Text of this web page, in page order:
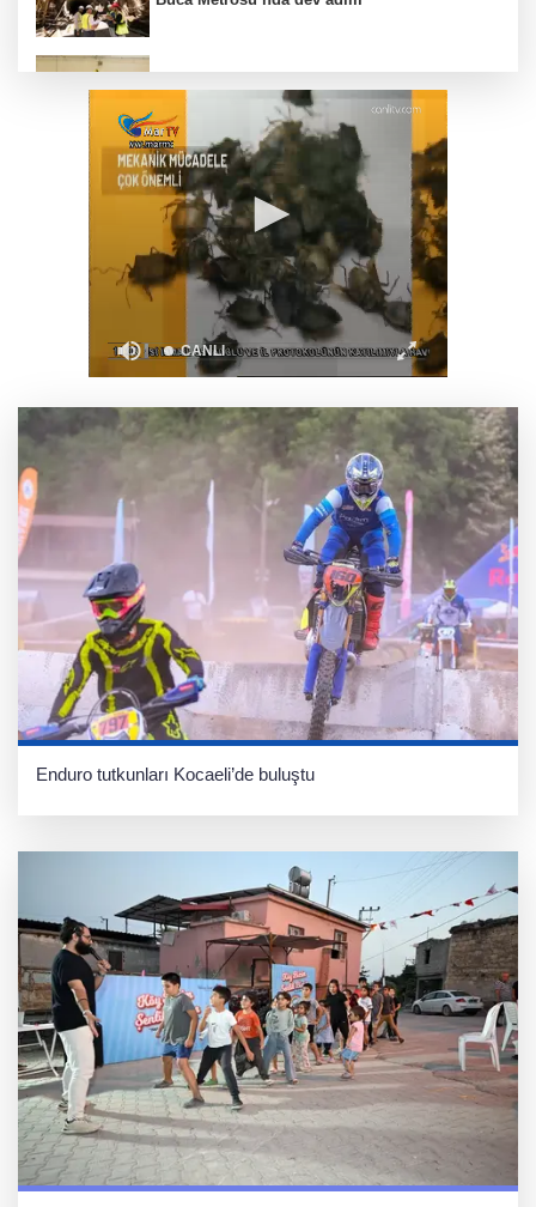
oluyor
Mersin’de çocuklar trafik kurallarını
öğreniyor
Büyükelçiliklerde değişim... 4 ülkeye yeni
atama
Balıkesir’de edebiyatın iyileştirici gücü
konuşuldu
Enduro tutkunları Kocaeli’de buluştu